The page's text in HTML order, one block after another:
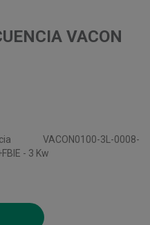
VACON
3L-0008-
- 3 Kw